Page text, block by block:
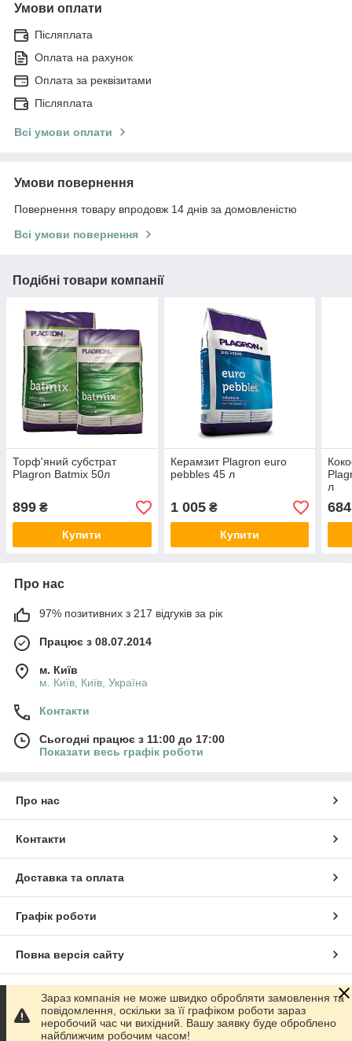
Умови оплати
Післяплата
Оплата на рахунок
Оплата за реквізитами
Післяплата
Всі умови оплати
Умови повернення
Повернення товару впродовж 14 днів за домовленістю
Всі умови повернення
Подібні товари компанії
Торф'яний субстрат
Plagron Batmix 50л
899 ₴
Купити
Керамзит Plagron euro
pebbles 45 л
1 005₴
Купити
л
684
Про нас
97% позитивних з 217 відгуків за рік
Працює з 08.07.2014
м. Київ
м. Київ, Київ, Україна
Контакти
Сьогодні працює з 11:00 до 17:00
Показати весь графік роботи
Про нас
Контакти
Доставка та оплата
Графік роботи
Повна версія сайту
Сайт створено на маркетплейсіProm.ua
Політика конфіденційності
Зараз компанія не може швидко обробляти замовлення та
повідомлення, оскільки за її графіком роботи зараз
неробочий час чи вихідний. Вашу заявку буде оброблено
найближчим робочим часом!